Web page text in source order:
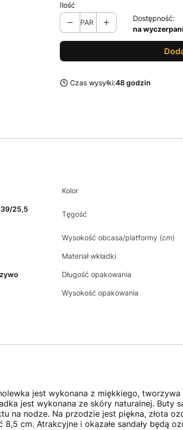
Ilość
PAR
Dostępność:
na
Czas wysyłki:48 godzin
Kolor
25,5
Tęgość
Wysokość obcasa/platformy (cm)
Materiał wkładki
Długość opakowania
Wysokość opakowania
jest wykonana z miękkiego,
jest wykonana ze skóry naturalnej. Buty
na nodze. Na przodzie jest piękna, złota
cm. Atrakcyjne i okazałe sandały będą